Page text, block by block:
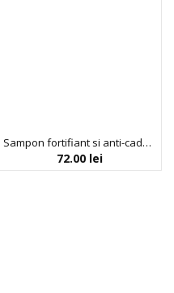
Sampon fortifiant si anti-cadere pentru barbati, cu Saw Palmetto & ulei de argan, Arganicare, 400 ml
72.00 lei